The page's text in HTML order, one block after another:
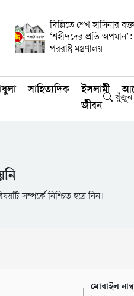
দিল্লিতে শেখ হাসিনার
‘শহীদদের প্রতি অপমান’:
পররাষ্ট্র মন্ত্রণালয়
সাহিত্যদিক
ইসলামী
জীবন
খুঁজুন
সম্পর্কে নিশ্চিত হয়ে নিন।
মোবাইল